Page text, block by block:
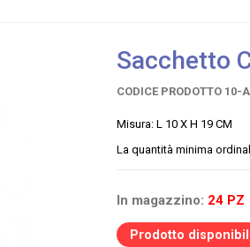
Sacchetto
CODICE PRODOTTO 10-
Misura: L 10 X H 19 CM
La quantità minima
In magazzino: 24 PZ
Prodotto